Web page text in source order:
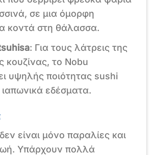
σε μια όμορφη
κοντά στη θάλασσα.
: Για τους λάτρεις της
κουζίνας, το Nobu
υψηλής ποιότητας sushi
εδέσματα.
είναι μόνο παραλίες και
Υπάρχουν πολλά